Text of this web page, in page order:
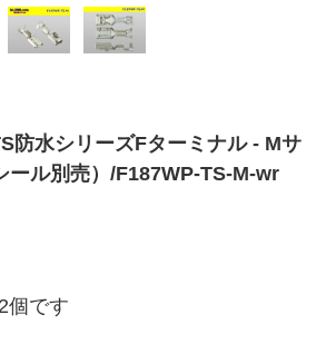
防水シリーズFターミナル - Mサ
ール別売）/F187WP-TS-M-wr
個です